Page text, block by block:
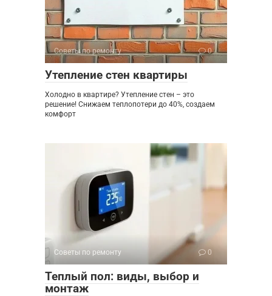
Советы по ремонту 0
Утепление стен квартиры
Холодно в квартире? Утепление стен – это
решение! Снижаем теплопотери до 40%, создаем
комфорт
Советы по ремонту 0
Теплый пол: виды, выбор и
монтаж